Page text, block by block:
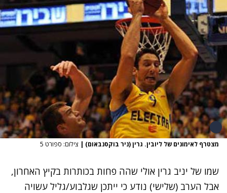
מצטרף לאימונים של ליובין. גרין (ניר בוקסנבאום) | צילום: ספורט 5
שמו של יניב גרין אולי שהה פחות בכותרות בקיץ האחרון,
אבל הערב (שלישי) נודע כי ייתכן שגלבוע/גליל עשויה